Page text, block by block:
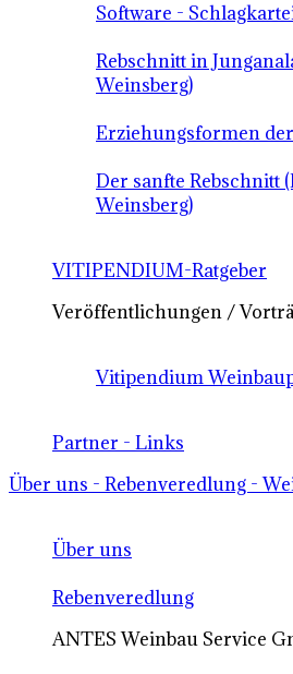
Software -
Rebschnitt in
Weinsberg)
Erziehungsformen
Der sanfte Rebschnitt
Weinsberg)
VITIPENDIUM-Ratgeber
Veröffentlichungen /
Vitipendium
Partner - Links
Über uns - Rebenveredlung -
Über uns
Rebenveredlung
ANTES Weinbau Service